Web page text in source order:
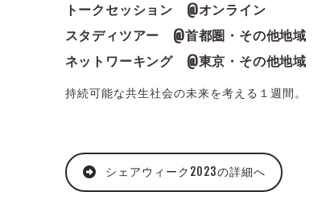
トークセッション @オンライン
スタディツアー @首都圏・その他地域
ネットワーキング @東京・その他地域
持続可能な共生社会の未来を考える１週間。
シェアウィーク2023の詳細へ